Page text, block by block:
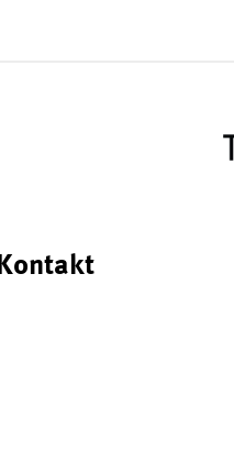
Kontakt